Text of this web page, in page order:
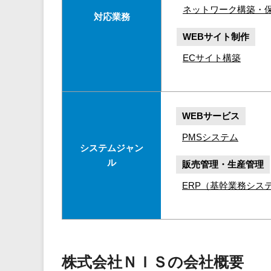
対応業務
ネットワーク構築・
WEBサイト制作
ECサイト構築
システムジャン
ル
WEBサービス
PMSシステム
販売管理・生産管理
ERP（基幹業務シス
株式会社ＮＩＳの会社概要